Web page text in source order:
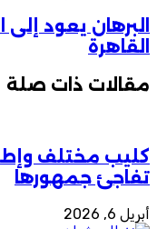
البرهان يعود إلى
القاهرة
مقالات ذات صلة
كليب مختلف
تفاجئ جمهورها
أبريل 6, 2026